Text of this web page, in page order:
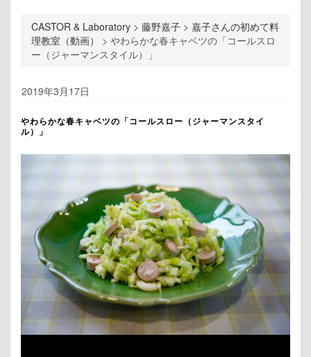
CASTOR & Laboratory > 藤野嘉子 > 嘉子さんの初めて料
理教室（動画）
> やわらかな春キャベツの「コールスロ
ー（ジャーマンスタイル）」
2019年3月17日
やわらかな春キャベツの「コールスロー（ジャーマンスタイ
ル）」